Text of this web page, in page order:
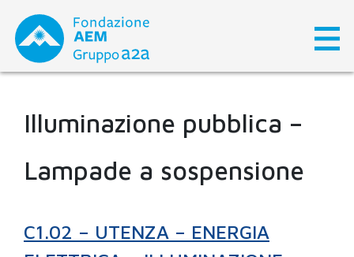
content
Illuminazione pubblica –
Lampade a sospensione
C1.02 – UTENZA – ENERGIA